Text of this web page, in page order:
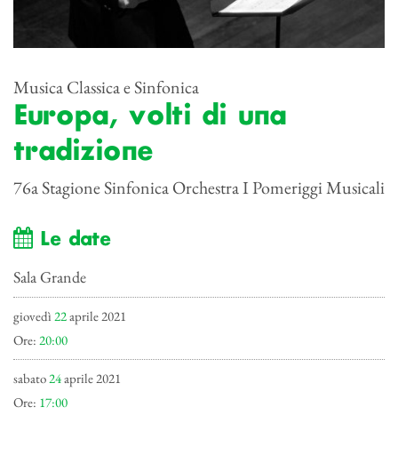
Musica Classica e Sinfonica
Europa, volti di una
tradizione
76a Stagione Sinfonica Orchestra I Pomeriggi Musicali
Le date
Sala Grande
giovedì 22aprile 2021
Ore: 20:00
sabato24aprile 2021
Ore: 17:00